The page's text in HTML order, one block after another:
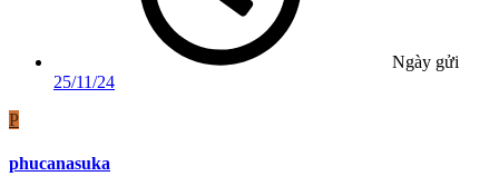
Ngày gửi
25/11/24
P
phucanasuka